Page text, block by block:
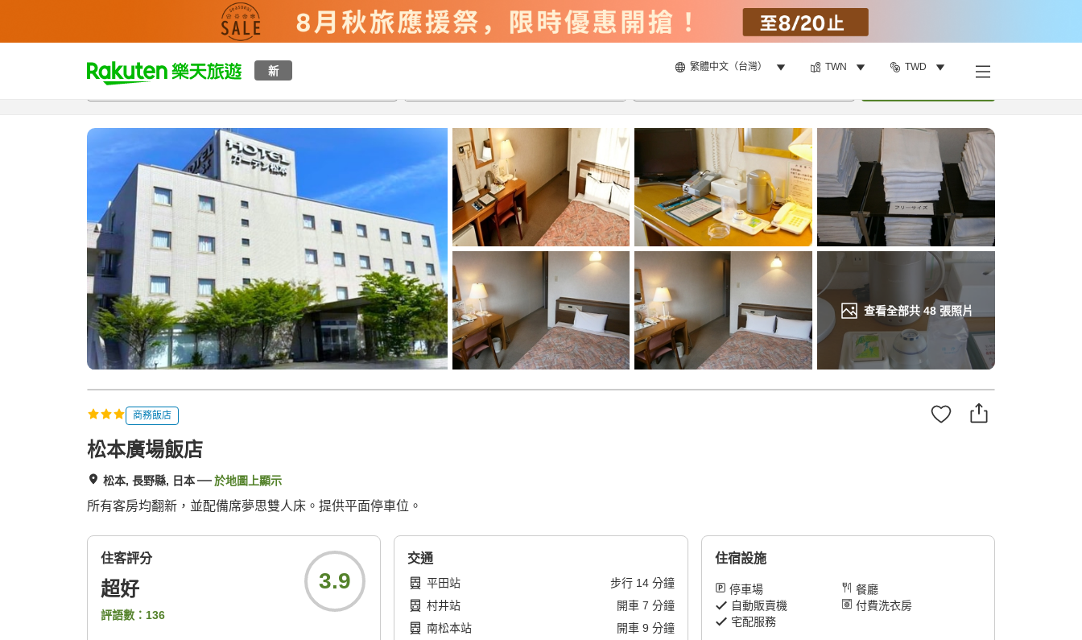
新 繁體中文（台灣） TWN TWD
t
p
a
a
r
h
查看全部共48張照片
總覽客房與方案評語特點設施
商務飯店
松本廣場飯店
松本, 長野縣, 日本 於地圖上顯示
所有客房均翻新，並配備席夢思雙人床。提供平面停車位。
住客評分
超好
評語數： 136
3.9
交通
平田站 步行 14分鐘
村井站
開車 7 分鐘
南松本站
開車 9 分鐘
住宿設施
停車場
餐廳
自動販賣機
付費洗衣房
宅配服務